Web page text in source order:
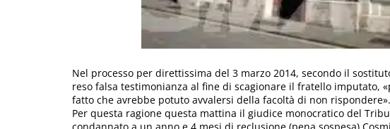
Nel processo per direttissima del 3 marzo 2014, secondo il
reso falsa testimonianza al fine di scagionare il fratello imputato,
fatto che avrebbe potuto avvalersi della facoltà di non rispondere».
Per questa ragione questa mattina il giudice monocratico del
condannato a un anno e 4 mesi di reclusione (pena sospesa)